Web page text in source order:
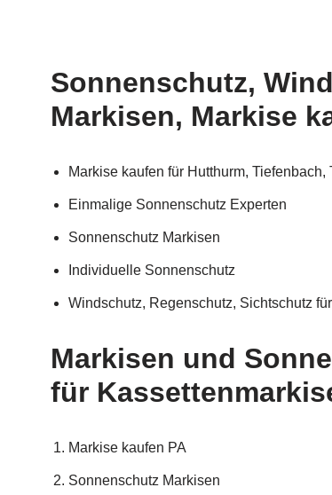
Sonnenschutz,
Markisen, Markise
Markise kaufen für Hutthurm,
Einmalige Sonnenschutz Experten
Sonnenschutz Markisen
Individuelle Sonnenschutz
Windschutz, Regenschutz, Sichtschutz
Markisen und
für
Markise kaufen PA
Sonnenschutz Markisen